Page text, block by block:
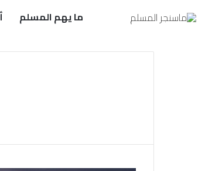
ما يهم المسلم